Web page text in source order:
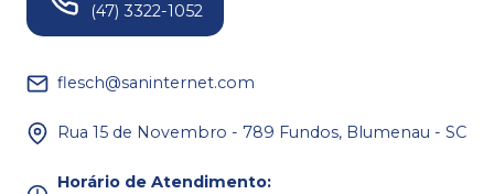
(47) 3322-1052
flesch@saninternet.com
Rua 15 de Novembro - 789 Fundos, Blumenau - SC
Horário de Atendimento: